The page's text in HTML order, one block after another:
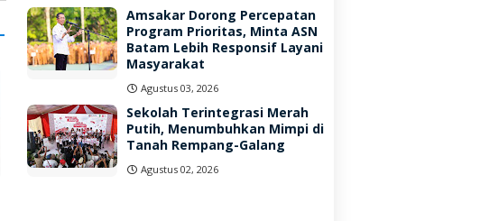
Amsakar Dorong Percepatan
Program Prioritas, Minta ASN
Batam Lebih Responsif Layani
Masyarakat
Agustus 03, 2026
Sekolah Terintegrasi Merah
Putih, Menumbuhkan Mimpi di
Tanah Rempang-Galang
Agustus 02, 2026